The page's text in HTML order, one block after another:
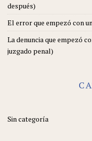
después)
El error que empezó con
La denuncia que empezó
juzgado penal)
Sin categoría